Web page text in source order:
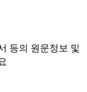
등의 원문정보 및